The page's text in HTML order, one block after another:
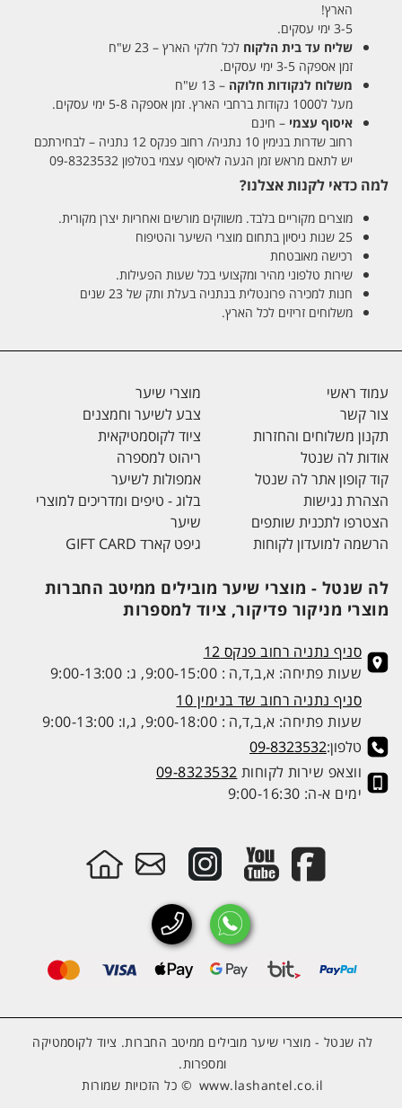
הארץ!
3-5 ימי עסקים.
שליח עד בית הלקוח לכל חלקי הארץ – 23 ש"ח
זמן אספקה 3-5 ימי עסקים.
משלוח לנקודות חלוקה – 13 ש"ח
מעל ל1000 נקודות ברחבי הארץ. זמן אספקה 5-8 ימי עסקים.
איסוף עצמי – חינם
רחוב שדרות בנימין 10 נתניה/ רחוב פנקס 12 נתניה – לבחירתכם
יש לתאם מראש זמן הגעה לאיסוף עצמי בטלפון 09-8323532
למה כדאי לקנות אצלנו?
מוצרים מקוריים בלבד. משווקים מורשים ואחריות יצרן מקורית.
25 שנות ניסיון בתחום מוצרי השיער והטיפוח
רכישה מאובטחת
שירות טלפוני מהיר ומקצועי בכל שעות הפעילות.
חנות למכירה פרונטלית בנתניה בעלת ותק של 23 שנים
משלוחים זריזים לכל הארץ.
עמוד ראשי
צור קשר
תקנון משלוחים והחזרות
אודות לה שנטל
קוד קופון אתר לה שנטל
הצהרת נגישות
הצטרפו לתכנית שותפים
הרשמה למועדון לקוחות
מוצרי שיער
צבע לשיער וחמצנים
ציוד לקוסמטיקאית
ריהוט למספרה
אמפולות לשיער
בלוג - טיפים ומדריכים למוצרי
שיער
גיפט קארד GIFT CARD
לה שנטל - מוצרי שיער מובילים ממיטב החברות
מוצרי מניקור פדיקור, ציוד למספרות
סניף נתניה רחוב פנקס 12
שעות פתיחה: א,ב,ד,ה : 9:00-15:00, ג: 9:00-13:00
סניף נתניה רחוב שד בנימין 10
שעות פתיחה: א,ב,ד,ה : 9:00-18:00, ג,ו: 9:00-13:00
טלפון:09-8323532
ווצאפ שירות לקוחות 09-8323532
ימים א-ה: 9:00-16:30
לה שנטל - מוצרי שיער מובילים ממיטב החברות. ציוד לקוסמטיקה
ומספרות.
www.lashantel.co.il © כל הזכויות שמורות